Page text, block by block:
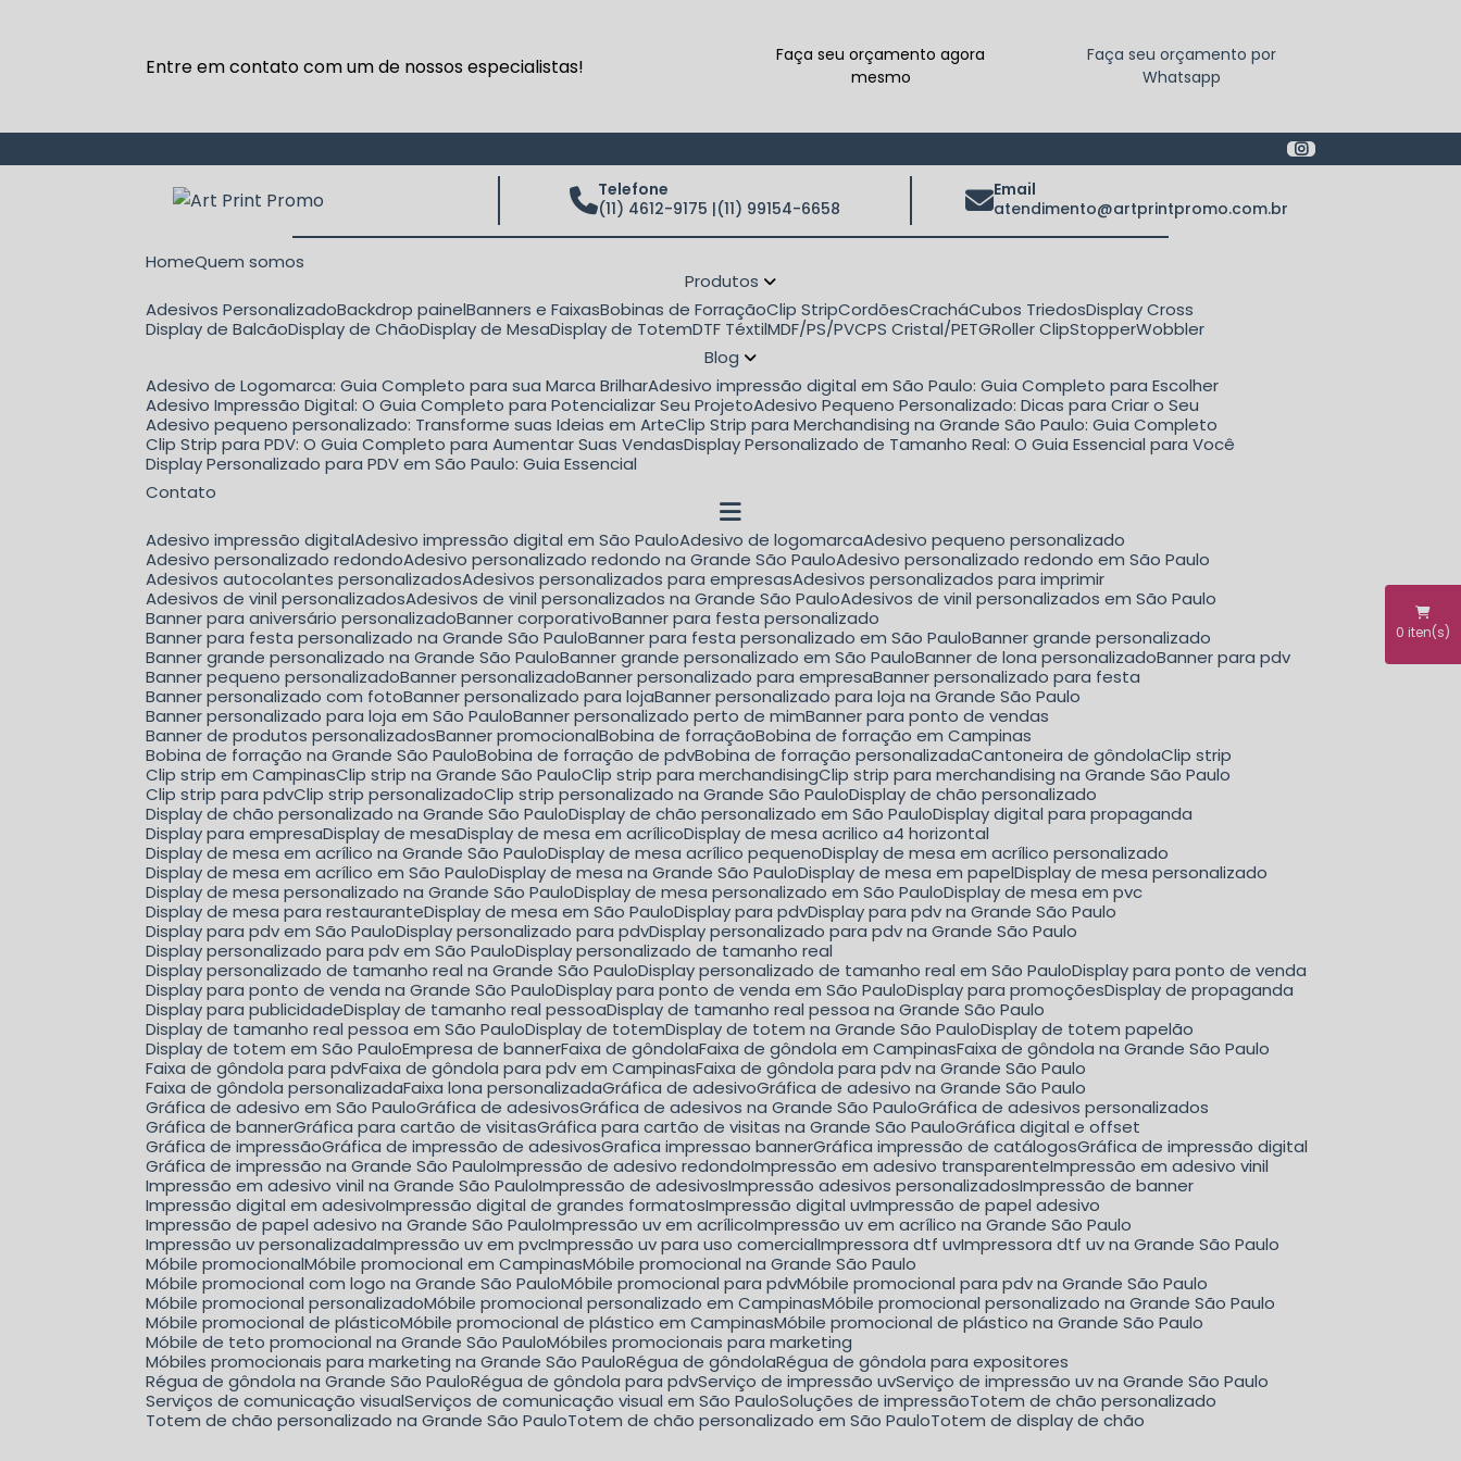
Entre em contato com um de nossos especialistas!
Faça seu orçamento agora
mesmo
Faça seu orçamento por
Whatsapp
Telefone
(11) 4612-9175 |(11) 99154-6658
Email
atendimento@artprintpromo.com.br
Home Quem somos
Produtos
Adesivos Personalizado Backdrop painel Banners e Faixas Bobinas de Forração Clip Strip Cordões Crachá Cubos Triedos Display Cross
Display de Balcão Display de Chão Display de Mesa Display de Totem DTF Téxtil MDF/PS/PVC PS Cristal/PETG Roller Clip Stopper
Wobbler
Blog
Adesivo de Logomarca: Guia Completo para sua Marca Brilhar Adesivo impressão digital em São Paulo: Guia Completo para Escolher
Adesivo Impressão Digital: O Guia Completo para Potencializar Seu Projeto Adesivo Pequeno Personalizado: Dicas para Criar o Seu
Adesivo pequeno personalizado: Transforme suas Ideias em Arte Clip Strip para Merchandising na Grande São Paulo: Guia Completo
Clip Strip para PDV: O Guia Completo para Aumentar Suas Vendas Display Personalizado de Tamanho Real: O Guia Essencial para Você
Display Personalizado para PDV em São Paulo: Guia Essencial
Contato
Adesivo impressão digital Adesivo impressão digital em São Paulo Adesivo de logomarca Adesivo pequeno personalizado
Adesivo personalizado redondo Adesivo personalizado redondo na Grande São Paulo Adesivo personalizado redondo em São Paulo
Adesivos autocolantes personalizados Adesivos personalizados para empresas Adesivos personalizados para imprimir
Adesivos de vinil personalizados Adesivos de vinil personalizados na Grande São Paulo Adesivos de vinil personalizados em São Paulo
Banner para aniversário personalizado Banner corporativo Banner para festa personalizado
Banner para festa personalizado na Grande São Paulo Banner para festa personalizado em São Paulo Banner grande personalizado
Banner grande personalizado na Grande São Paulo Banner grande personalizado em São Paulo Banner de lona personalizado Banner para pdv
Banner pequeno personalizado Banner personalizado Banner personalizado para empresa Banner personalizado para festa
Banner personalizado com foto Banner personalizado para loja Banner personalizado para loja na Grande São Paulo
Banner personalizado para loja em São Paulo Banner personalizado perto de mim Banner para ponto de vendas
Banner de produtos personalizados Banner promocional Bobina de forração Bobina de forração em Campinas
Bobina de forração na Grande São Paulo Bobina de forração de pdv Bobina de forração personalizada Cantoneira de gôndola Clip strip
Clip strip em Campinas Clip strip na Grande São Paulo Clip strip para merchandising Clip strip para merchandising na Grande São Paulo
Clip strip para pdv Clip strip personalizado Clip strip personalizado na Grande São Paulo Display de chão personalizado
Display de chão personalizado na Grande São Paulo Display de chão personalizado em São Paulo Display digital para propaganda
Display para empresa Display de mesa Display de mesa em acrílico Display de mesa acrilico a4 horizontal
Display de mesa em acrílico na Grande São Paulo Display de mesa acrílico pequeno Display de mesa em acrílico personalizado
Display de mesa em acrílico em São Paulo Display de mesa na Grande São Paulo Display de mesa em papel Display de mesa personalizado
Display de mesa personalizado na Grande São Paulo Display de mesa personalizado em São Paulo Display de mesa em pvc
Display de mesa para restaurante Display de mesa em São Paulo Display para pdv Display para pdv na Grande São Paulo
Display para pdv em São Paulo Display personalizado para pdv Display personalizado para pdv na Grande São Paulo
Display personalizado para pdv em São Paulo Display personalizado de tamanho real
Display personalizado de tamanho real na Grande São Paulo Display personalizado de tamanho real em São Paulo Display para ponto de venda
Display para ponto de venda na Grande São Paulo Display para ponto de venda em São Paulo Display para promoções Display de propaganda
Display para publicidade Display de tamanho real pessoa Display de tamanho real pessoa na Grande São Paulo
Display de tamanho real pessoa em São Paulo Display de totem Display de totem na Grande São Paulo Display de totem papelão
Display de totem em São Paulo Empresa de banner Faixa de gôndola Faixa de gôndola em Campinas Faixa de gôndola na Grande São Paulo
Faixa de gôndola para pdv Faixa de gôndola para pdv em Campinas Faixa de gôndola para pdv na Grande São Paulo
Faixa de gôndola personalizada Faixa lona personalizada Gráfica de adesivo Gráfica de adesivo na Grande São Paulo
Gráfica de adesivo em São Paulo Gráfica de adesivos Gráfica de adesivos na Grande São Paulo Gráfica de adesivos personalizados
Gráfica de banner Gráfica para cartão de visitas Gráfica para cartão de visitas na Grande São Paulo Gráfica digital e offset
Gráfica de impressão Gráfica de impressão de adesivos Grafica impressao banner Gráfica impressão de catálogos Gráfica de impressão digital
Gráfica de impressão na Grande São PauloImpressão de adesivo redondoImpressão em adesivo transparenteImpressão em adesivo vinil
Impressão em adesivo vinil na Grande São PauloImpressão de adesivosImpressão adesivos personalizadosImpressão de banner
Impressão digital em adesivoImpressão digital de grandes formatosImpressão digital uvImpressão de papel adesivo
Impressão de papel adesivo na Grande São PauloImpressão uv em acrílicoImpressão uv em acrílico na Grande São Paulo
Impressão uv personalizadaImpressão uv em pvcImpressão uv para uso comercialImpressora dtf uvImpressora dtf uv na Grande São Paulo
Móbile promocional Móbile promocional em Campinas Móbile promocional na Grande São Paulo
Móbile promocional com logo na Grande São Paulo Móbile promocional para pdv Móbile promocional para pdv na Grande São Paulo
Móbile promocional personalizado Móbile promocional personalizado em Campinas Móbile promocional personalizado na Grande São Paulo
Móbile promocional de plástico Móbile promocional de plástico em Campinas Móbile promocional de plástico na Grande São Paulo
Móbile de teto promocional na Grande São Paulo Móbiles promocionais para marketing
Móbiles promocionais para marketing na Grande São Paulo Régua de gôndola Régua de gôndola para expositores
Régua de gôndola na Grande São Paulo Régua de gôndola para pdv Serviço de impressão uv Serviço de impressão uv na Grande São Paulo
Serviços de comunicação visual Serviços de comunicação visual em São Paulo Soluções de impressão Totem de chão personalizado
Totem de chão personalizado na Grande São Paulo Totem de chão personalizado em São Paulo Totem de display de chão
0 iten(s)